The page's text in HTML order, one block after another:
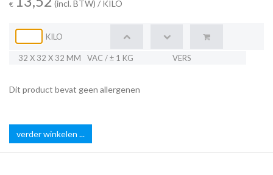
€ (incl. BTW) / KILO
KILO
32 X 32 X 32 MM VAC / ± 1 KG VERS
Dit product bevat geen allergenen
verder winkelen ...